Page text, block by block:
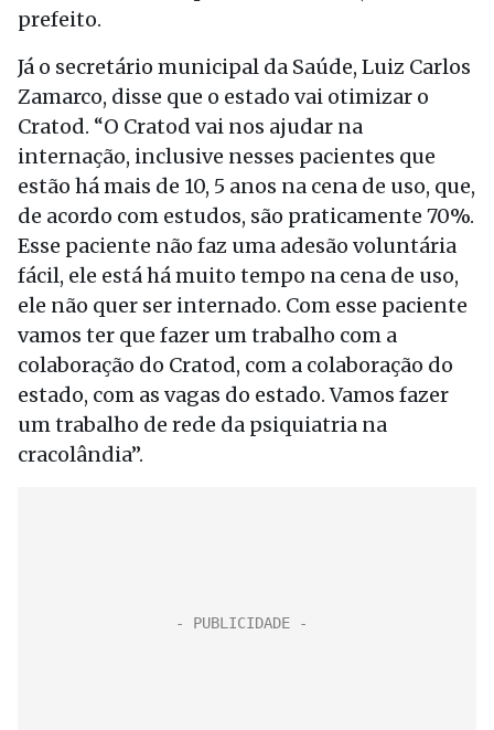
prefeito.
Já o secretário municipal da Saúde, Luiz Carlos
Zamarco, disse que o estado vai otimizar o
Cratod. “O Cratod vai nos ajudar na
internação, inclusive nesses pacientes que
estão há mais de 10, 5 anos na cena de uso, que,
de acordo com estudos, são praticamente 70%.
Esse paciente não faz uma adesão voluntária
fácil, ele está há muito tempo na cena de uso,
ele não quer ser internado. Com esse paciente
vamos ter que fazer um trabalho com a
colaboração do Cratod, com a colaboração do
estado, com as vagas do estado. Vamos fazer
um trabalho de rede da psiquiatria na
cracolândia”.